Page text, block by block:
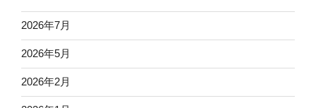
2026年7月
2026年5月
2026年2月